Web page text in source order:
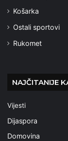
Košarka
Ostali sportovi
Rukomet
NAJČITANIJE
Vijesti
Dijaspora
Domovina